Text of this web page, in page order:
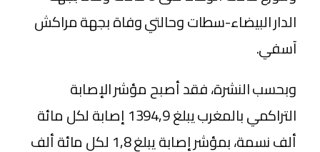
الدار البيضاء-سطات وحالتي وفاة بجهة مراكش
آسفي.
وبحسب النشرة، فقد أصبح مؤشر الإصابة
التراكمي بالمغرب يبلغ 1394,9 إصابة لكل مائة
ألف نسمة، بمؤشر إصابة يبلغ 1,8 لكل مائة ألف